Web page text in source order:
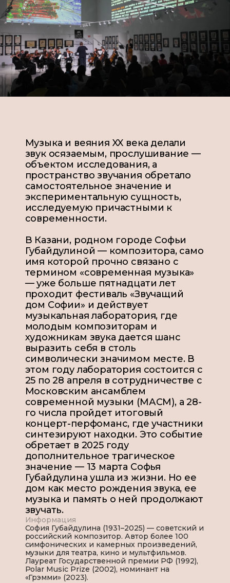
Музыка и веяния XX века делали
звук осязаемым, прослушивание —
объектом исследования, а
пространство звучания обретало
самостоятельное значение и
экспериментальную сущность,
исследуемую причастными к
современности.
В Казани, родном городе Софьи
Губайдулиной — композитора, само
имя которой прочно связано с
термином «современная музыка»
— уже больше пятнадцати лет
проходит фестиваль «Звучащий
дом Софии» и действует
музыкальная лаборатория, где
молодым композиторам и
художникам звука дается шанс
выразить себя в столь
символически значимом месте. В
этом году лаборатория состоится с
25 по 28 апреля в сотрудничестве с
Московским ансамблем
современной музыки (МАСМ), а 28-
го числа пройдет итоговый
концерт-перфоманс, где участники
синтезируют находки. Это событие
обретает в 2025 году
дополнительное трагическое
значение — 13 марта Софья
Губайдулина ушла из жизни. Но ее
дом как место рождения звука, ее
музыка и память о ней продолжают
звучать.
Информация
София Губайдулина (1931–2025) — советский и
российский композитор. Автор более 100
симфонических и камерных произведений,
музыки для театра, кино и мультфильмов.
Лауреат Государственной премии РФ (1992),
Polar Music Prize (2002), номинант на
«Грэмми» (2023).